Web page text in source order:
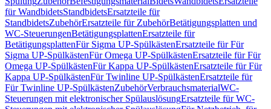
für WandbidetsStandbidetsErsatzteile für
StandbidetsZubehörErsatzteile für ZubehörBetätigungsplatten und
WC-SteuerungenBetätigungsplattenErsatzteile für
BetätigungsplattenFür Sigma UP-SpülkästenErsatzteile für Für
Sigma UP-SpülkästenFür Omega UP-SpülkästenErsatzteile für Für
Omega UP-SpülkästenFür Kappa UP-SpülkästenErsatzteile für Für
Kappa UP-SpülkästenFür Twinline UP-SpülkästenErsatzteile für
Für Twinline UP-SpülkästenZubehörVerbrauchsmaterialWC-
Steuerungen mit elektronischer SpülauslösungErsatzteile für WC-